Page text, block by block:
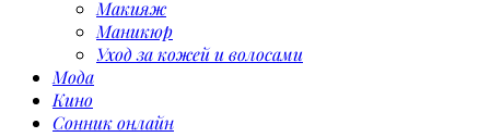
Макияж
Маникюр
Уход за кожей и волосами
Мода
Кино
Сонник онлайн